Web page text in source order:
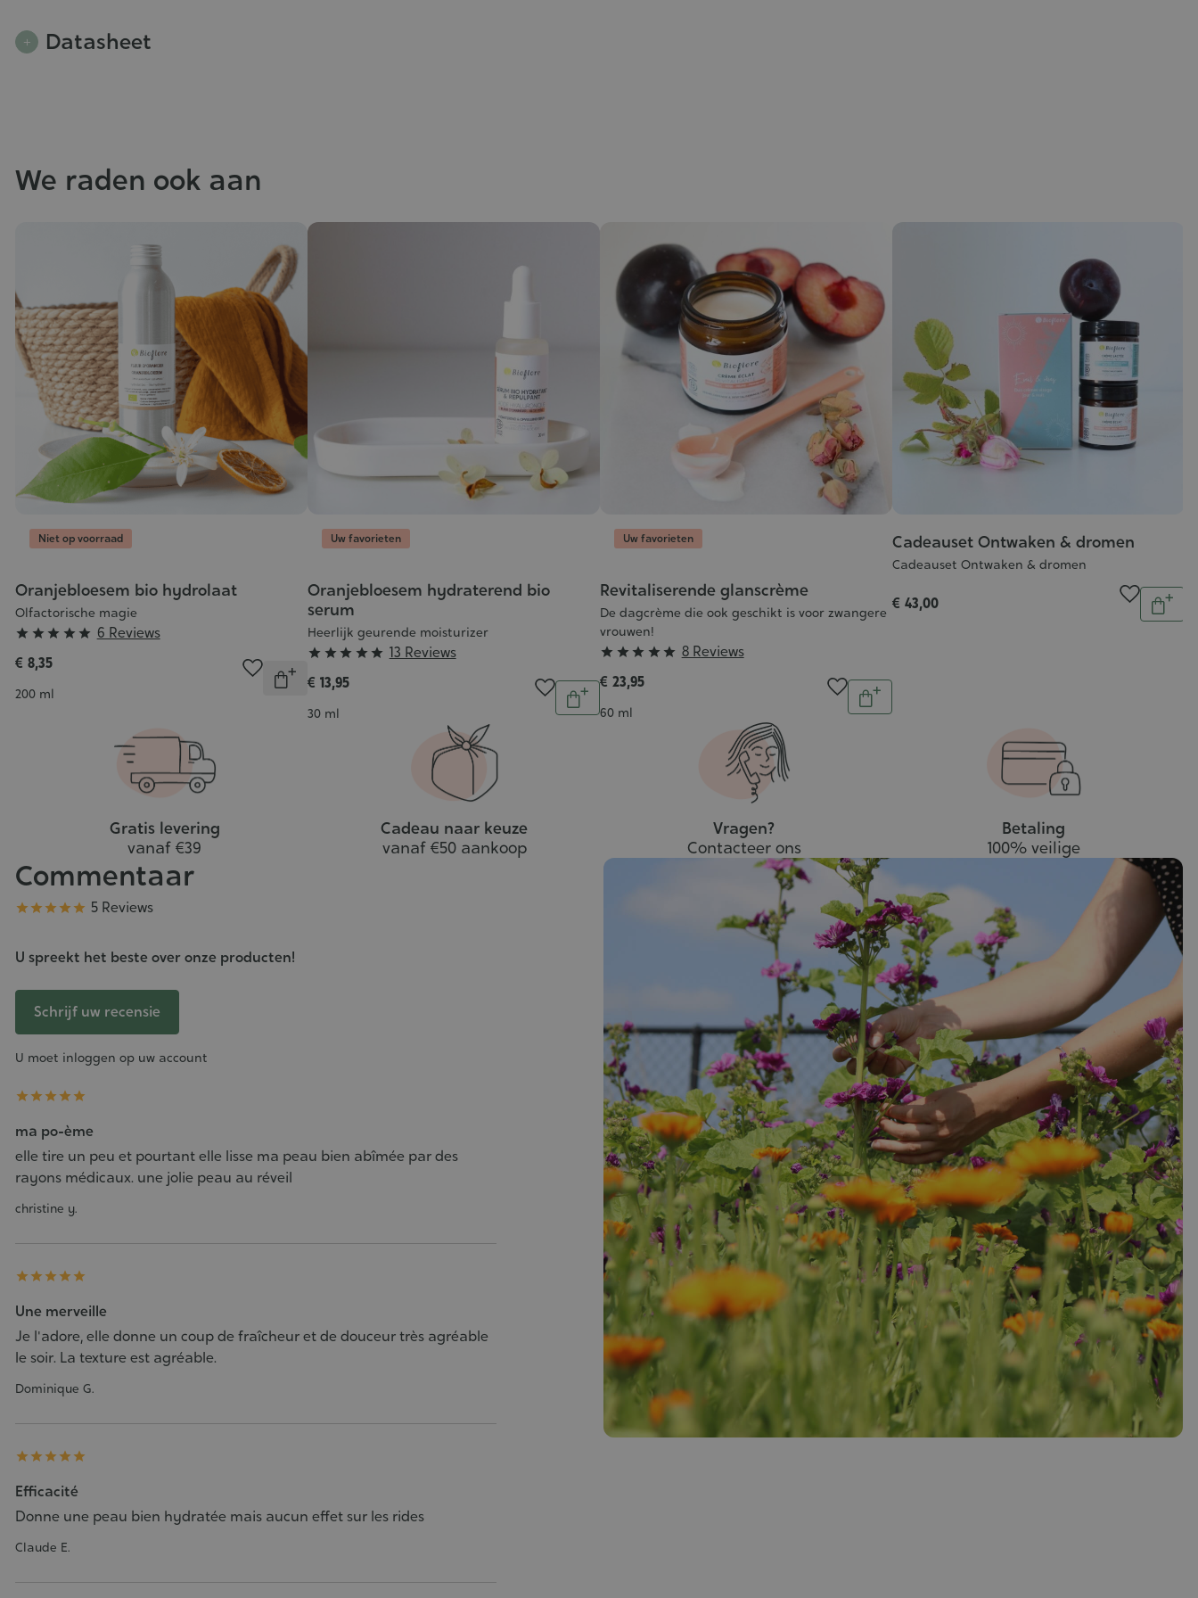
Datasheet
We raden ook aan
Niet op voorraad
Oranjebloesem bio hydrolaat
Olfactorische magie
Grade
5/5
     6 Reviews
€ 8,35
Inhoud
200 ml
Aantal
Onbeschikbaar
Uw favorieten
Oranjebloesem hydraterend bio
serum
Heerlijk geurende moisturizer
Grade
5/5
     13 Reviews
€ 13,95
Inhoud
30 ml
Aantal
In
Uw favorieten
Revitaliserende glanscrème
De dagcrème die ook geschikt is voor zwangere
vrouwen!
Grade
5/5
     8 Reviews
€ 23,95
Inhoud
60 ml
Aantal
In
Cadeauset Ontwaken & dromen
Cadeauset Ontwaken & dromen
€ 43,00 Aantal
In
Gratis levering
vanaf €39
Cadeau naar keuze
vanaf €50 aankoop
Vragen?
Contacteer ons
Betaling
100% veilige
Commentaar
Kwaliteit
     5 Reviews
U spreekt het beste over onze producten!
Schrijf uw recensie
U moet inloggen op uw account
    
ma po-ème
elle tire un peu et pourtant elle lisse ma peau bien abîmée par des
rayons médicaux. une jolie peau au réveil
christine y.
    
Une merveille
Je l'adore, elle donne un coup de fraîcheur et de douceur très agréable
le soir. La texture est agréable.
Dominique G.
    
Efficacité
Donne une peau bien hydratée mais aucun effet sur les rides
Claude E.